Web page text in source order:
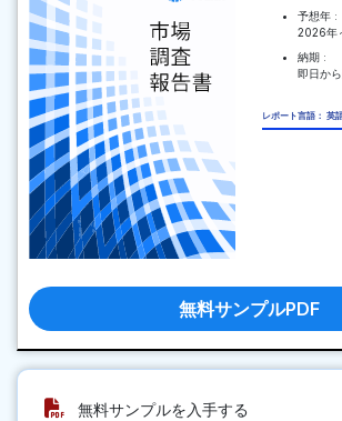
予想年 :
2026年
納期 :
即日か
レポート言語： 英
無料サンプルPDF
無料サンプルを入手する